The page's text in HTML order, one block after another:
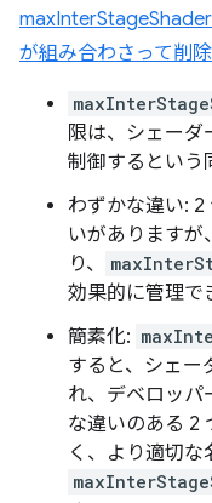
が組み合わさって削除
限は、シェーダ
制御するという
わずかな違い:
いがありますが
り、
効果的に管理で
簡素化:
すると、シェー
れ、デベロッパ
な違いのある 2
く、より適切な